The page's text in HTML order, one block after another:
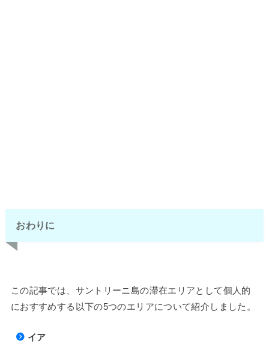
おわりに
この記事では、サントリーニ島の滞在エリアとして個人的
におすすめする以下の5つのエリアについて紹介しました。
イア